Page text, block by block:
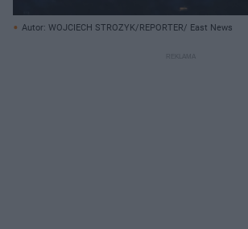
Autor: WOJCIECH STROZYK/REPORTER/ East News